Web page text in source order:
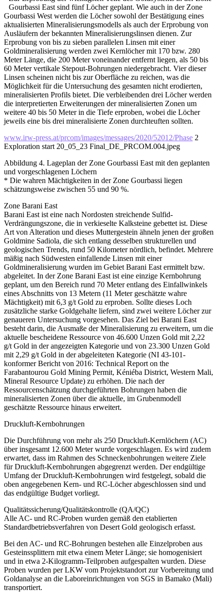
Gourbassi East sind fünf Löcher geplant. Wie auch in der Zone
Gourbassi West werden die Löcher sowohl der Bestätigung eines
aktualisierten Mineralisierungsmodells als auch der Erprobung von
Ausläufern der bekannten Mineralisierungslinsen dienen. Zur
Erprobung von bis zu sieben parallelen Linsen mit einer
Goldmineralisierung werden zwei Kernlöcher mit 170 bzw. 280
Meter Länge, die 200 Meter voneinander entfernt liegen, als 50 bis
60 Meter vertikale Stepout-Bohrungen niedergebracht. Vier dieser
Linsen scheinen nicht bis zur Oberfläche zu reichen, was die
Möglichkeit für die Untersuchung des gesamten nicht erodierten,
mineralisierten Profils bietet. Die verbleibenden drei Löcher werden
die interpretierten Erweiterungen der mineralisierten Zonen um
weitere 40 bis 50 Meter in die Tiefe erproben, wobei die Löcher
jeweils eine bis drei mineralisierte Zonen durchteuften sollten.
www.irw-press.at/prcom/images/messages/2020/52012/Phase 2
Exploration start 20_05_23 Final_DE_PRCOM.004.jpeg
Abbildung 4. Lageplan der Zone Gourbassi East mit den geplanten
und vorgeschlagenen Löchern
* Die wahren Mächtigkeiten in der Zone Gourbassi liegen
schätzungsweise zwischen 55 und 90 %.
Zone Barani East
Barani East ist eine nach Nordosten streichende Sulfid-
Verdrängungszone, die in verkieselte Kalksteine gebettet ist. Diese
Art von Alteration und dieses Muttergestein ähneln jenen der großen
Goldmine Sadiola, die sich entlang desselben strukturellen und
geologischen Trends, rund 50 Kilometer nördlich, befindet. Mehrere
mäßig nach Südwesten einfallende Linsen mit einer
Goldmineralisierung wurden im Gebiet Barani East ermittelt bzw.
abgeleitet. In der Zone Barani East ist eine einzige Kernbohrung
geplant, um den Bereich rund 70 Meter entlang des Einfallwinkels
eines Abschnitts von 13 Metern (11 Meter geschätzte wahre
Mächtigkeit) mit 6,3 g/t Gold zu erproben. Sollte dieses Loch
zusätzliche starke Goldgehalte liefern, sind zwei weitere Löcher zur
genaueren Untersuchung vorgesehen. Das Ziel bei Barani East
besteht darin, die Ausmaße der Mineralisierung zu erweitern, um die
aktuelle bescheidene Ressource von 46.600 Unzen Gold mit 2,22
g/t Gold in der angezeigten Kategorie und von 23.300 Unzen Gold
mit 2,29 g/t Gold in der abgeleiteten Kategorie (NI 43-101-
konformer Bericht von 2016: Technical Report on the
Farabantourou Gold Mining Permit, Kéniéba District, Western Mali,
Mineral Resource Update) zu erhöhen. Die nach der
Ressourcenschätzung durchgeführten Bohrungen haben die
mineralisierten Zonen über die aktuelle, im Grubenmodell
geschätzte Ressource hinaus erweitert.
Druckluft-Kernbohrungen
Die Durchführung von mehr als 250 Druckluft-Kernlöchern (AC)
über insgesamt 12.600 Meter wurde vorgeschlagen. Es wird zudem
erwartet, dass im Rahmen des Schneckenbohrungen weitere Ziele
für Druckluft-Kernbohrungen abgegrenzt werden. Der endgültige
Umfang der Druckluft-Kernbohrungen wird festgelegt, sobald die
oben angegebenen Kern- und RC-Löcher abgeschlossen sind und
das endgültige Budget vorliegt.
Qualitätssicherung/Qualitätskontrolle (QA/QC)
Alle AC- und RC-Proben wurden gemäß den etablierten
Standardbetriebsverfahren von Desert Gold geologisch erfasst.
Bei den AC- und RC-Bohrungen bestehen alle Einzelproben aus
Gesteinssplittern mit etwa einem Meter Länge; sie homogenisiert
und in etwa 2-Kilogramm-Teilproben aufgespalten wurden. Diese
Proben wurden per LKW vom Projektstandort zur Vorbereitung und
Goldanalyse an die Laboreinrichtungen von SGS in Bamako (Mali)
transportiert.